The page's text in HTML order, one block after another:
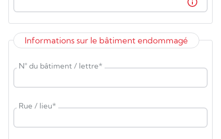
Informations sur le bâtiment endommagé
N° du bâtiment / lettre*
Rue / lieu*